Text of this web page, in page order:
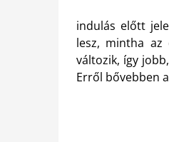
indulás előtt
lesz, mintha az
változik, így
Erről bővebben